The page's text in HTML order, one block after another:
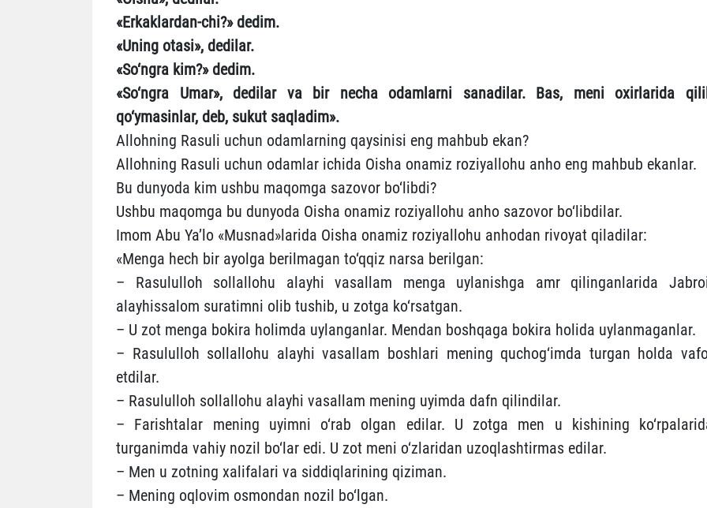
«Erkaklardan-chi?» dedim.
«Uning otasi», dedilar.
«So‘ngra kim?» dedim.
«So‘ngra Umar», dedilar va bir necha odamlarni sanadilar. Bas, meni oxirlarida
qo‘ymasinlar, deb, sukut saqladim».
Allohning Rasuli uchun odamlarning qaysinisi eng mahbub ekan?
Allohning Rasuli uchun odamlar ichida Oisha onamiz roziyallohu anho eng mahbub ekanlar.
Bu dunyoda kim ushbu maqomga sazovor bo‘libdi?
Ushbu maqomga bu dunyoda Oisha onamiz roziyallohu anho sazovor bo‘libdilar.
Imom Abu Ya’lo «Musnad»larida Oisha onamiz roziyallohu anhodan rivoyat qiladilar:
«Menga hech bir ayolga berilmagan to‘qqiz narsa berilgan:
– Rasululloh sollallohu alayhi vasallam menga uylanishga amr qilinganlarida
alayhissalom suratimni olib tushib, u zotga ko‘rsatgan.
– U zot menga bokira holimda uylanganlar. Mendan boshqaga bokira holida uylanmaganlar.
– Rasululloh sollallohu alayhi vasallam boshlari mening quchog‘imda turgan holda
etdilar.
– Rasululloh sollallohu alayhi vasallam mening uyimda dafn qilindilar.
– Farishtalar mening uyimni o‘rab olgan edilar. U zotga men u kishining
turganimda vahiy nozil bo‘lar edi. U zot meni o‘zlaridan uzoqlashtirmas edilar.
– Men u zotning xalifalari va siddiqlarining qiziman.
– Mening oqlovim osmondan nozil bo‘lgan.